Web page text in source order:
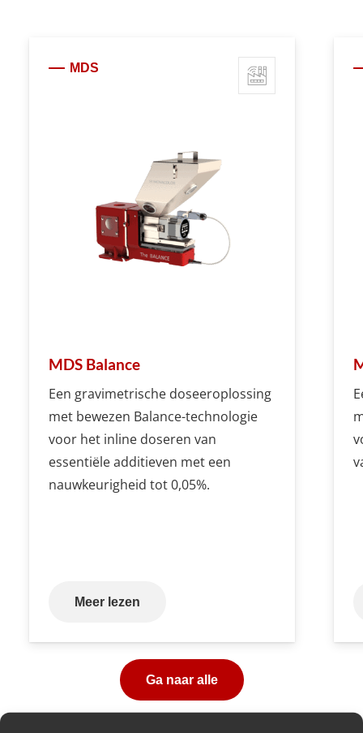
MDS
MDS Balance
Een gravimetrische doseeroplossing
met bewezen Balance-technologie
voor het inline doseren van
essentiële additieven met een
nauwkeurigheid tot 0,05%.
Meer lezen
Ga naar alle